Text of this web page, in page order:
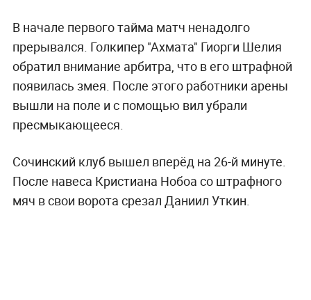
В начале первого тайма матч ненадолго
прерывался. Голкипер "Ахмата" Гиорги Шелия
обратил внимание арбитра, что в его штрафной
появилась змея. После этого работники арены
вышли на поле и с помощью вил убрали
пресмыкающееся.
Сочинский клуб вышел вперёд на 26-й минуте.
После навеса Кристиана Нобоа со штрафного
мяч в свои ворота срезал Даниил Уткин.